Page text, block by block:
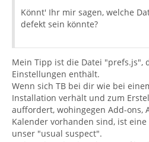
Könnt' Ihr mir sagen, welche
defekt sein könnte?
Mein Tipp ist die Datei "prefs.js",
Einstellungen enthält.
Wenn sich TB bei dir wie bei
Installation verhält und zum
auffordert, wohingegen Add-ons,
Kalender vorhanden sind, ist
unser "usual suspect".